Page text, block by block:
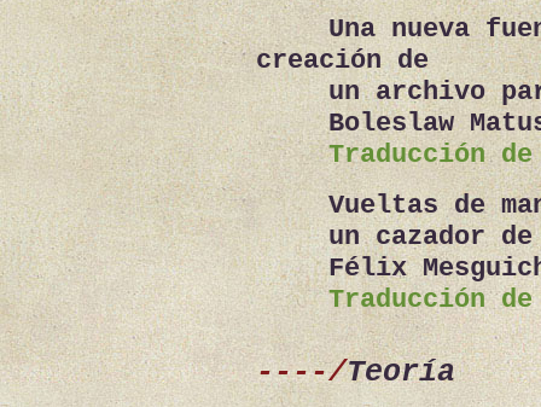
Una nueva
creación de
un archivo
Boleslaw
Traducción
Vueltas de
un cazador de
Félix
Traducción
----/Teoría